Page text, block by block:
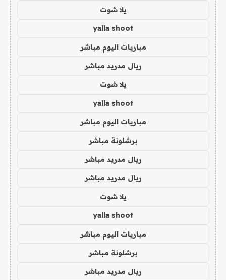
يلا شوت
yalla shoot
مباريات اليوم مباشر
ريال مدريد مباشر
يلا شوت
yalla shoot
مباريات اليوم مباشر
برشلونة مباشر
ريال مدريد مباشر
ريال مدريد مباشر
يلا شوت
yalla shoot
مباريات اليوم مباشر
برشلونة مباشر
ريال مدريد مباشر